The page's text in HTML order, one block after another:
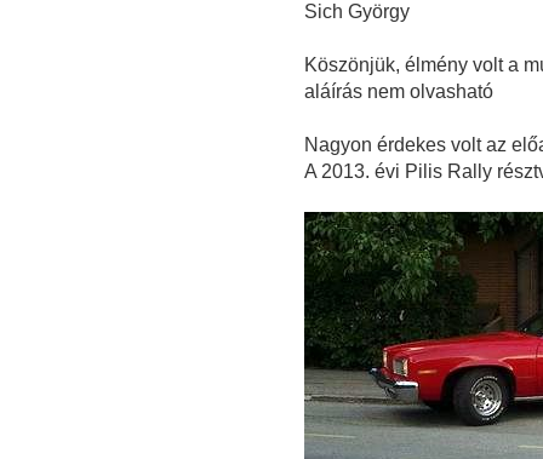
Sich György
Köszönjük, élmény volt a
aláírás nem olvasható
Nagyon érdekes volt az
A 2013. évi Pilis Rally